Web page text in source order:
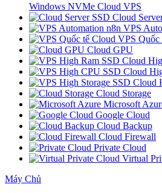
Windows NVMe Cloud VPS
SSD Cloud
VPS
Cloud VPS Quốc
Cloud GPU
SSD Cloud
SSD Cloud
SSD Cloud
Cloud Storage
Microsoft
Google Cloud
Cloud Backup
Cloud Firewall
Private Cloud
Virtual
Máy Chủ